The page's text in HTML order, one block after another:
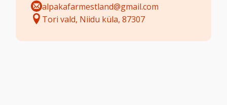
alpakafarmestland@gmail.com
Tori vald, Niidu küla, 87307